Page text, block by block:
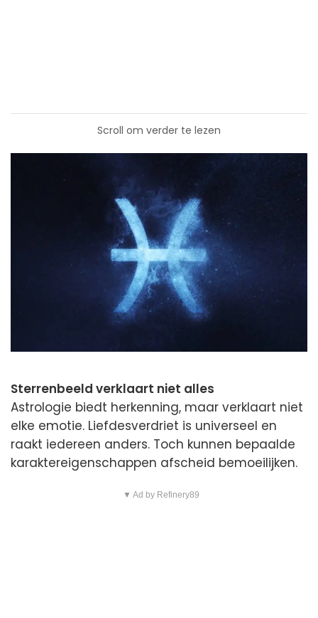
Scroll om verder te lezen
Sterrenbeeld verklaart niet alles
Astrologie biedt herkenning, maar verklaart niet
elke emotie. Liefdesverdriet is universeel en
raakt iedereen anders. Toch kunnen bepaalde
karaktereigenschappen afscheid bemoeilijken.
▼ Ad by Refinery89